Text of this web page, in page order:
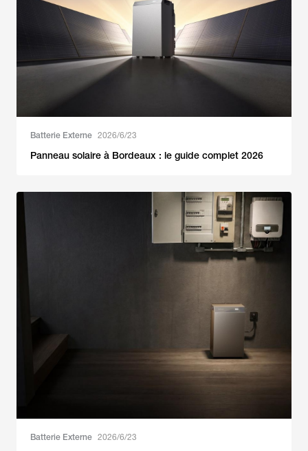
Batterie Externe 2026/6/23
Panneau solaire à Bordeaux : le guide complet 2026
Batterie Externe 2026/6/23